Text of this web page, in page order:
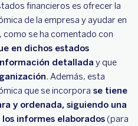
financieros es ofrecer la
de la empresa y ayudar en
se ha comentado con
en dichos estados
detallada y que
. Además, esta
que se incorpora se tiene
y ordenada, siguiendo una
informes elaborados (para